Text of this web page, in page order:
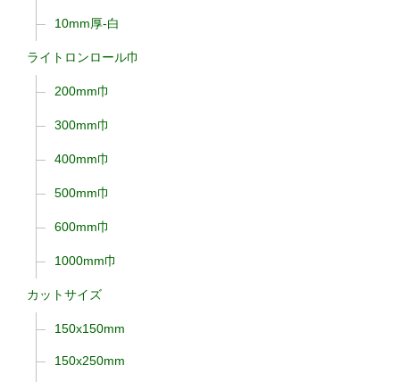
10mm厚-白
ライトロンロール巾
200mm巾
300mm巾
400mm巾
500mm巾
600mm巾
1000mm巾
カットサイズ
150x150mm
150x250mm